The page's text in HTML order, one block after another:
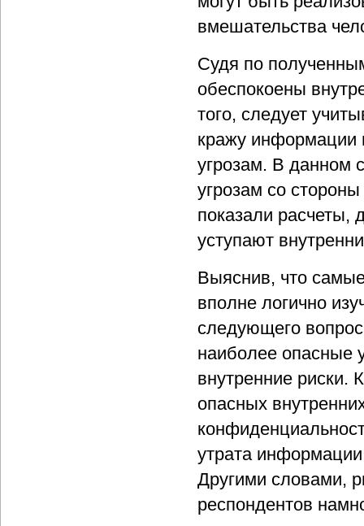
вмешательства
Судя по
обеспокоены
того, следует
кражу информации
угрозам. В данном
угрозам со
показали расчеты,
уступают
Выяснив, что
вполне логично
следующего
наиболее опасные
внутренние риски.
опасных
утрата
Другими словами,
респондентов